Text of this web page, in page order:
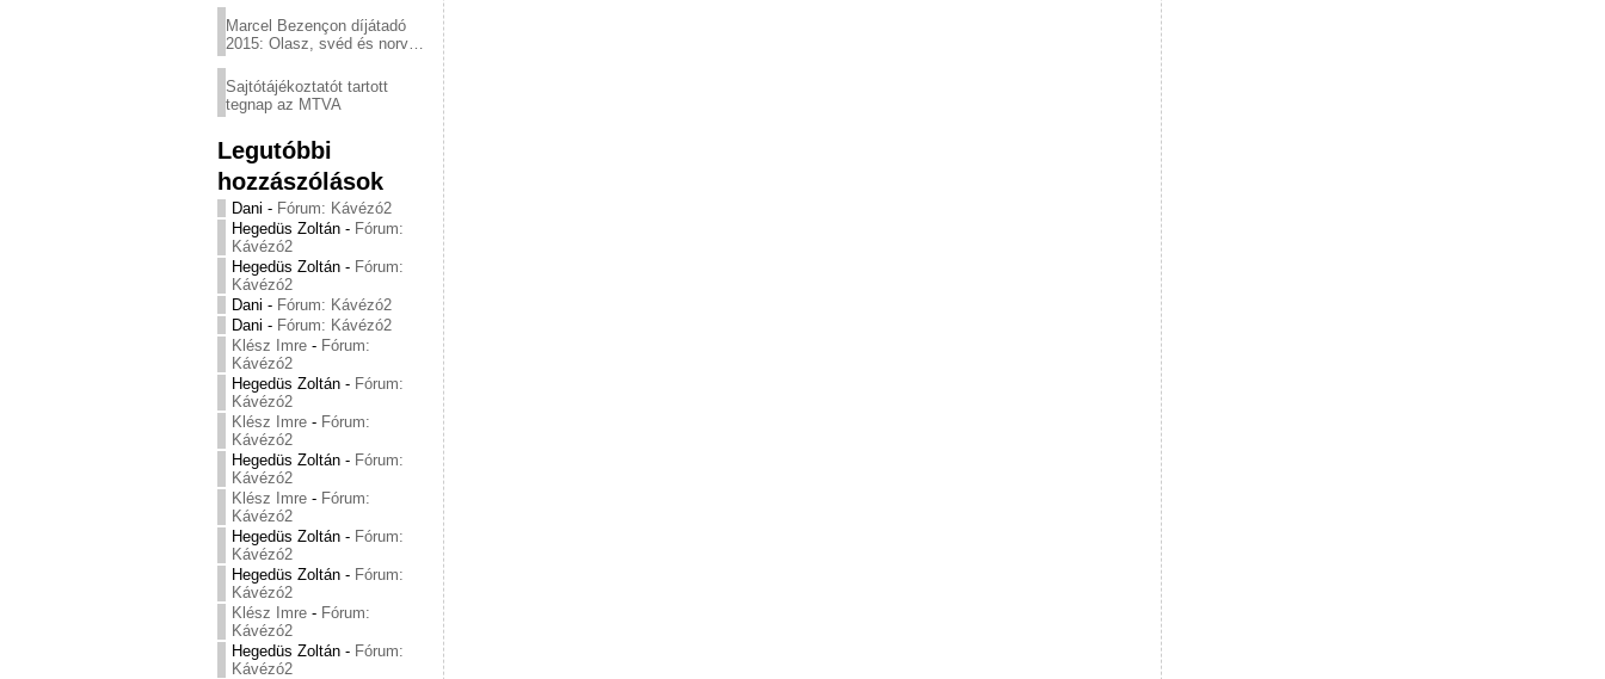
Marcel Bezençon díjátadó
2015: Olasz, svéd és norvég
Sajtótájékoztatót tartott
tegnap az MTVA
Legutóbbi
hozzászólások
Dani - Fórum: Kávézó2
Hegedüs Zoltán - Fórum:
Kávézó2
Hegedüs Zoltán - Fórum:
Kávézó2
Dani - Fórum: Kávézó2
Dani - Fórum: Kávézó2
Klész Imre - Fórum:
Kávézó2
Hegedüs Zoltán - Fórum:
Kávézó2
Klész Imre - Fórum:
Kávézó2
Hegedüs Zoltán - Fórum:
Kávézó2
Klész Imre - Fórum:
Kávézó2
Hegedüs Zoltán - Fórum:
Kávézó2
Hegedüs Zoltán - Fórum:
Kávézó2
Klész Imre - Fórum:
Kávézó2
Hegedüs Zoltán - Fórum:
Kávézó2